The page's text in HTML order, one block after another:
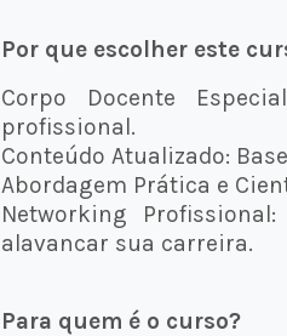
Por que escolher este
Corpo Docente
profissional.
Conteúdo Atualizado:
Abordagem Prática e
Networking
alavancar sua carreira.
Para quem é o curso?